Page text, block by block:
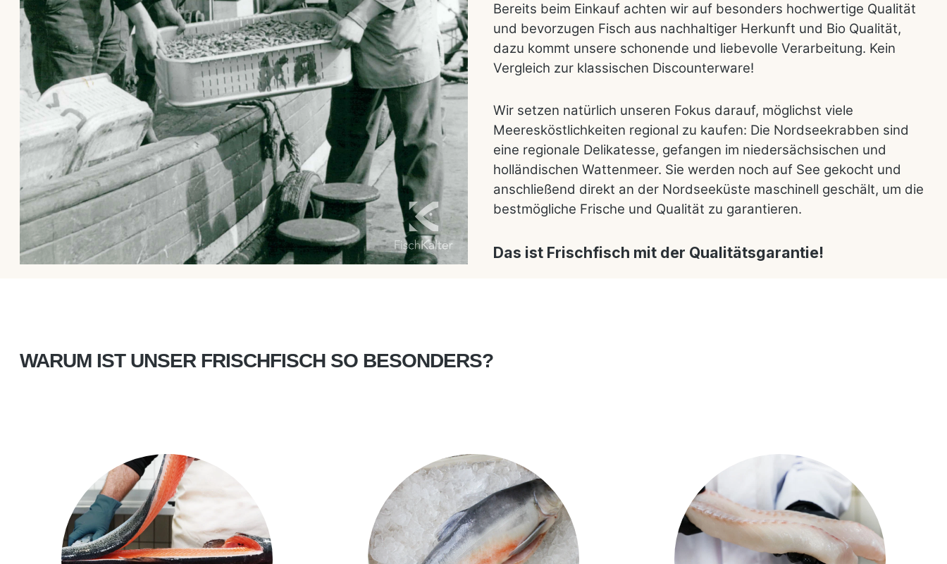
Bereits beim Einkauf achten wir auf besonders hochwertige Qualität
und bevorzugen Fisch aus nachhaltiger Herkunft und Bio Qualität,
dazu kommt unsere schonende und liebevolle Verarbeitung. Kein
Vergleich zur klassischen Discounterware!
Wir setzen natürlich unseren Fokus darauf, möglichst viele
Meeresköstlichkeiten regional zu kaufen: Die Nordseekrabben sind
eine regionale Delikatesse, gefangen im niedersächsischen und
holländischen Wattenmeer. Sie werden noch auf See gekocht und
anschließend direkt an der Nordseeküste maschinell geschält, um die
bestmögliche Frische und Qualität zu garantieren.
Das ist Frischfisch mit der Qualitätsgarantie!
WARUM IST UNSER FRISCHFISCH SO BESONDERS?